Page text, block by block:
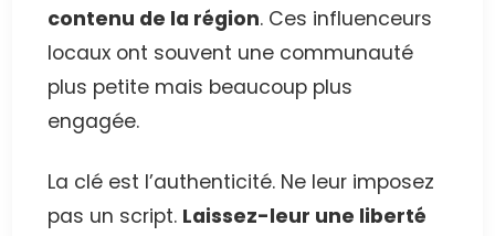
contenu de la région. Ces influenceurs
locaux ont souvent une communauté
plus petite mais beaucoup plus
engagée.
La clé est l’authenticité. Ne leur imposez
pas un script. Laissez-leur une liberté